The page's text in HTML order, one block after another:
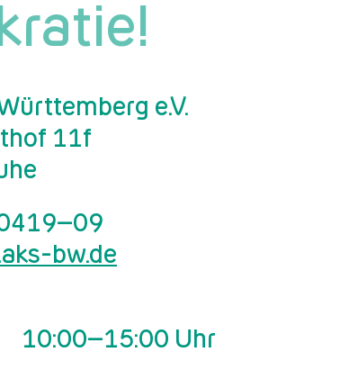
e.V.
11f
bw.de
10:00–15:00 Uhr